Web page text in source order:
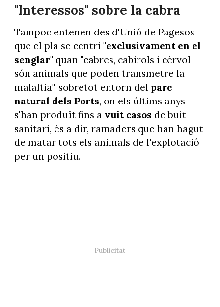
"Interessos" sobre la cabra
Tampoc entenen des d'Unió de Pagesos
que el pla se centri "exclusivament en el
senglar" quan "cabres, cabirols i cérvol
són animals que poden transmetre la
malaltia", sobretot entorn del parc
natural dels Ports, on els últims anys
s'han produït fins a vuit casos de buit
sanitari, és a dir, ramaders que han hagut
de matar tots els animals de l'explotació
per un positiu.